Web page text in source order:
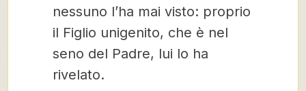
nessuno l’ha mai visto: proprio
il Figlio unigenito, che è nel
seno del Padre, lui lo ha
rivelato.